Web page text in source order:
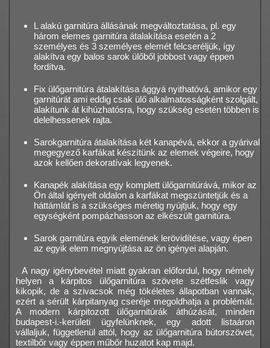
L alakú garnitúra állásának megváltoztatása, pl. egy
három elemes garnitúra átalakítása esetén a 2
személyes és 3 személyes elemét felcseréljük, így
alakítva egy balos sarok ülőből jobbost vagy éppen
fordítva.
Fix ülőgarnitúra átalakítása ággyá nyithatóvá, amikor egy
garnitúrát ami eddig csak ülő alkalmatosságként szolgált,
alakítunk át kihúzhatósra, hogy szükség esetén többen is
delelhessenek rajta.
Sarokgarnitúra átalakítása két kanapévá, ekkor a gyárival
megegyező karfákat készítünk az elemek végeire, hogy
azok kellően dekoratívak legyenek.
Kanapék alakítása egy komplett ülőgarnitúrává, mikor az
Ön által igényelt oldalon a karfákat megszüntetjük és a
háttámlát is a szükséges méretig nyújtjuk, hogy egy
egységként pompázhasson az elkészült garnitúra.
Sarok garnitúra egyik elemének lerövidítése, vagy épen
az egyik elem megnyújtása az ön igényei alapján.
A nagy igénybevétel miatt gyakran előfordul, hogy némely
helyen a kárpitos ülőgarnitúra szövete szétfeslik vagy
kikopik, de a szivacsok még tökéletes állapotban vannak,
ezért a sérült kárpitanyag cseréje megoldhatja a problémát.
A modern kárpitozott ülőgarnitúrák áthúzását, minden
budapest-i.-kerületi ügyfelünknek, egy adott listaáron
vállaljuk, függetlenül attól, hogy az ülőgarnitúra bútorszövet,
textilbőr vagy éppen műbőr huzatot kap majd.